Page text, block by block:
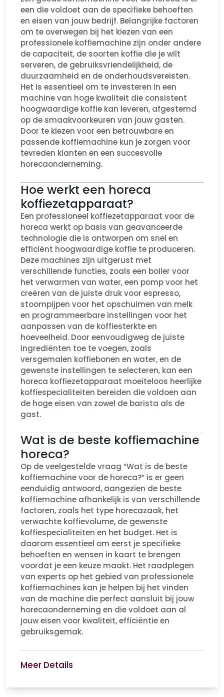
een die voldoet aan de specifieke behoeften
en eisen van jouw bedrijf. Belangrijke factoren
om te overwegen bij het kiezen van een
professionele koffiemachine zijn onder andere
de capaciteit, de soorten koffie die je wilt
serveren, de gebruiksvriendelijkheid, de
duurzaamheid en de onderhoudsvereisten.
Het is essentieel om te investeren in een
machine van hoge kwaliteit die consistent
hoogwaardige koffie kan leveren, afgestemd
op de smaakvoorkeuren van jouw gasten.
Door te kiezen voor een betrouwbare en
passende koffiemachine kun je zorgen voor
tevreden klanten en een succesvolle
horecaonderneming.
Hoe werkt een horeca
koffiezetapparaat?
Een professioneel koffiezetapparaat voor de
horeca werkt op basis van geavanceerde
technologie die is ontworpen om snel en
efficiënt hoogwaardige koffie te produceren.
Deze machines zijn uitgerust met
verschillende functies, zoals een boiler voor
het verwarmen van water, een pomp voor het
creëren van de juiste druk voor espresso,
stoompijpen voor het opschuimen van melk
en programmeerbare instellingen voor het
aanpassen van de koffiesterkte en
hoeveelheid. Door eenvoudigweg de juiste
ingrediënten toe te voegen, zoals
versgemalen koffiebonen en water, en de
gewenste instellingen te selecteren, kan een
horeca koffiezetapparaat moeiteloos heerlijke
koffiespecialiteiten bereiden die voldoen aan
de hoge eisen van zowel de barista als de
gast.
Wat is de beste koffiemachine
horeca?
Op de veelgestelde vraag “Wat is de beste
koffiemachine voor de horeca?” is er geen
eenduidig antwoord, aangezien de beste
koffiemachine afhankelijk is van verschillende
factoren, zoals het type horecazaak, het
verwachte koffievolume, de gewenste
koffiespecialiteiten en het budget. Het is
daarom essentieel om eerst je specifieke
behoeften en wensen in kaart te brengen
voordat je een keuze maakt. Het raadplegen
van experts op het gebied van professionele
koffiemachines kan je helpen bij het vinden
van de machine die perfect aansluit bij jouw
horecaonderneming en die voldoet aan al
jouw eisen voor kwaliteit, efficiëntie en
gebruiksgemak.
Meer Details